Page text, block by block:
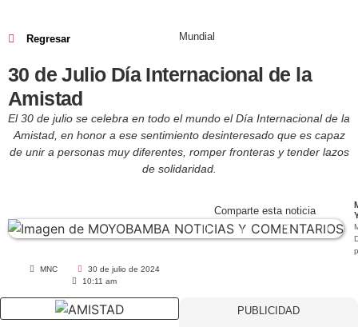
Regresar Mundial
30 de Julio Día Internacional de la
Amistad
El 30 de julio se celebra en todo el mundo el Día Internacional de la
Amistad, en honor a ese sentimiento desinteresado que es capaz
de unir a personas muy diferentes, romper fronteras y tender lazos
de solidaridad.
MNC
30 de julio de 2024
10:11 am
Comparte esta noticia
PUBLICIDAD